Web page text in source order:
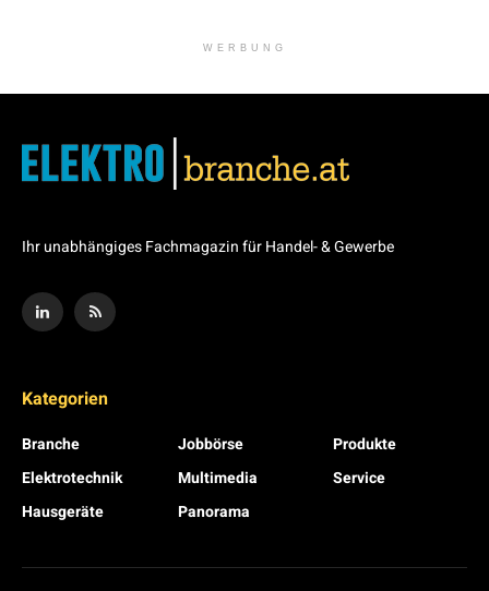
WERBUNG
Ihr unabhängiges Fachmagazin für Handel- & Gewerbe
Kategorien
Branche
Elektrotechnik
Hausgeräte
Jobbörse
Multimedia
Panorama
Produkte
Service